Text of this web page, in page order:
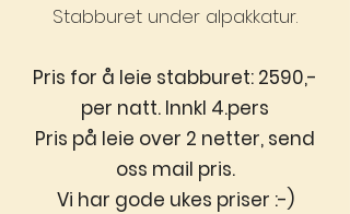
Stabburet under alpakkatur.
Pris for å leie stabburet: 2590,-
per natt. Innkl 4.pers
Pris på leie over 2 netter, send
oss mail pris.
Vi har gode ukes priser :-)